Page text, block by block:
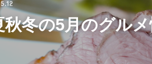
秋冬の5月のグル